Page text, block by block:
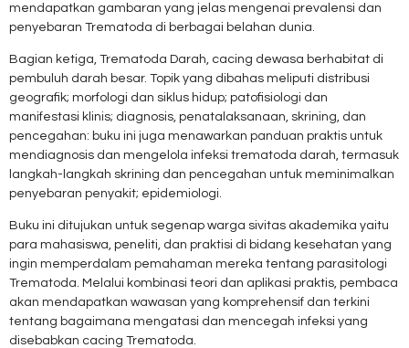
mendapatkan gambaran yang jelas mengenai prevalensi dan
penyebaran Trematoda di berbagai belahan dunia.
Bagian ketiga, Trematoda Darah, cacing dewasa berhabitat di
pembuluh darah besar. Topik yang dibahas meliputi distribusi
geografik; morfologi dan siklus hidup; patofisiologi dan
manifestasi klinis; diagnosis, penatalaksanaan, skrining, dan
pencegahan: buku ini juga menawarkan panduan praktis untuk
mendiagnosis dan mengelola infeksi trematoda darah, termasuk
langkah-langkah skrining dan pencegahan untuk meminimalkan
penyebaran penyakit; epidemiologi.
Buku ini ditujukan untuk segenap warga sivitas akademika yaitu
para mahasiswa, peneliti, dan praktisi di bidang kesehatan yang
ingin memperdalam pemahaman mereka tentang parasitologi
Trematoda. Melalui kombinasi teori dan aplikasi praktis, pembaca
akan mendapatkan wawasan yang komprehensif dan terkini
tentang bagaimana mengatasi dan mencegah infeksi yang
disebabkan cacing Trematoda.